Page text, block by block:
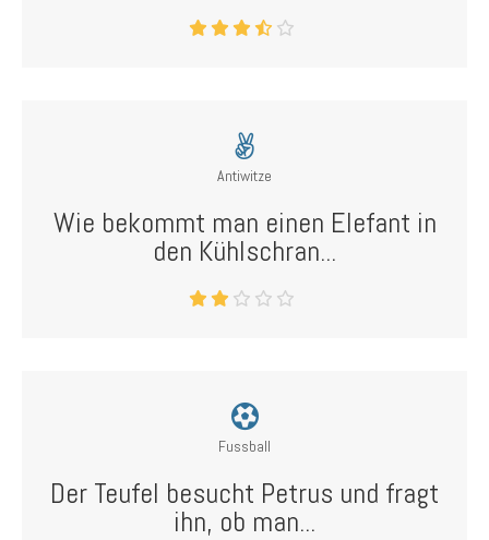
Antiwitze
Wie bekommt man einen Elefant in
den Kühlschran...
Fussball
Der Teufel besucht Petrus und fragt
ihn, ob man...